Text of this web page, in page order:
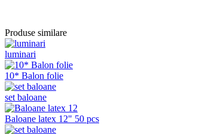
Produse similare
luminari
10* Balon folie
set baloane
Baloane latex 12" 50 pcs